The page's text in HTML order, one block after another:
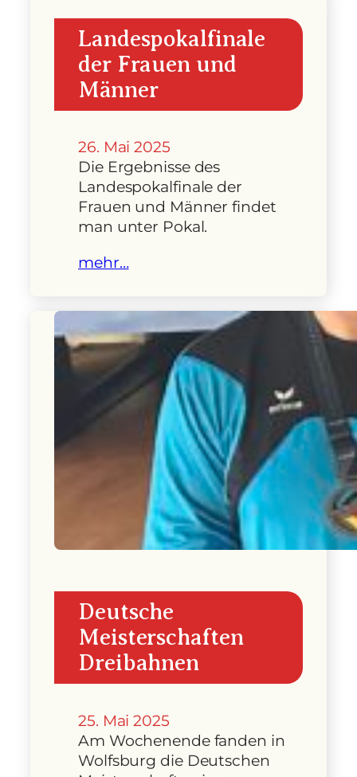
Landespokalfinale
der Frauen und
Männer
26. Mai 2025
Die Ergebnisse des
Landespokalfinale der
Frauen und Männer findet
man unter Pokal.
mehr…
Deutsche
Meisterschaften
Dreibahnen
25. Mai 2025
Am Wochenende fanden in
Wolfsburg die Deutschen